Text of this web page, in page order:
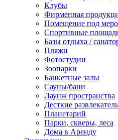
Клубы
Фирменная
Помещение под
Спортивные
Базы отдыха /
Пляжи
Фотостудии
Зоопарки
Банкетные залы
Сауны/бани
Лаунж пространства
Десткие
Планетарий
Парки, скверы, леса
Дома в Аренду